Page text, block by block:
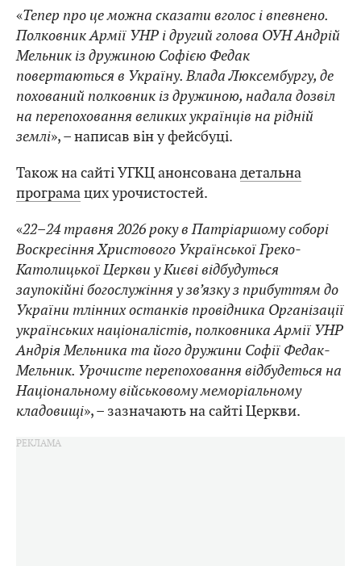
«Тепер про це можна сказати вголос і впевнено.
Полковник Армії УНР і другий голова ОУН Андрій
Мельник із дружиною Софією Федак
повертаються в Україну. Влада Люксембургу, де
похований полковник із дружиною, надала дозвіл
на перепоховання великих українців на рідній
землі», – написав він у фейсбуці.
Також на сайті УГКЦ анонсованадетальна
програмацих урочистостей.
«22–24 травня 2026 року в Патріаршому соборі
Воскресіння Христового Української Греко-
Католицької Церкви у Києві відбудуться
заупокійні богослужіння у зв’язку з прибуттям до
України тлінних останків провідника Організації
українських націоналістів, полковника Армії УНР
Андрія Мельника та його дружини Софії Федак-
Мельник. Урочисте перепоховання відбудеться на
Національному військовому меморіальному
кладовищі», – зазначають на сайті Церкви.